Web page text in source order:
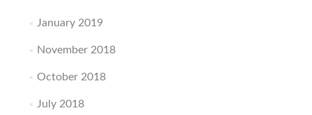
January 2019
November 2018
October 2018
July 2018